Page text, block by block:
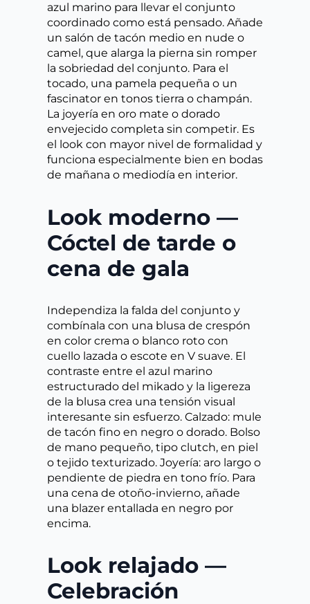
azul marino para llevar el conjunto
coordinado como está pensado. Añade
un salón de tacón medio en nude o
camel, que alarga la pierna sin romper
la sobriedad del conjunto. Para el
tocado, una pamela pequeña o un
fascinator en tonos tierra o champán.
La joyería en oro mate o dorado
envejecido completa sin competir. Es
el look con mayor nivel de formalidad y
funciona especialmente bien en bodas
de mañana o mediodía en interior.
Look moderno —
Cóctel de tarde o
cena de gala
Independiza la falda del conjunto y
combínala con una blusa de crespón
en color crema o blanco roto con
cuello lazada o escote en V suave. El
contraste entre el azul marino
estructurado del mikado y la ligereza
de la blusa crea una tensión visual
interesante sin esfuerzo. Calzado: mule
de tacón fino en negro o dorado. Bolso
de mano pequeño, tipo clutch, en piel
o tejido texturizado. Joyería: aro largo o
pendiente de piedra en tono frío. Para
una cena de otoño-invierno, añade
una blazer entallada en negro por
encima.
Look relajado —
Celebración